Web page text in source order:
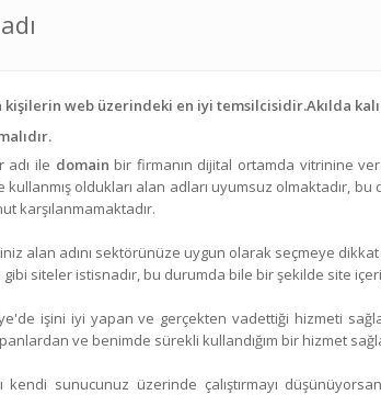
kişilerin web üzerindeki en iyi temsilcisidir.Akılda
adı ile domain bir firmanın dijital ortamda vitrinine
oldukları alan adları uyumsuz olmaktadır,
karşılanmamaktadır.
alan adını sektörünüze uygun olarak seçmeye
siteler istisnadır, bu durumda bile bir şekilde site
işini iyi yapan ve gerçekten vadettiği hizmeti
ve benimde sürekli kullandığım bir hizmet
kendi sunucunuz üzerinde çalıştırmayı